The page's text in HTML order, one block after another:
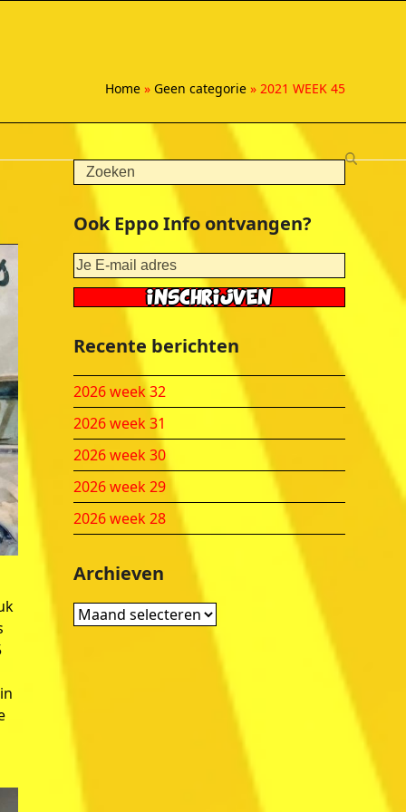
Home» Geen categorie» 2021 WEEK 45
Search
Ook Eppo Info ontvangen?
Recente berichten
2026 week 32
2026 week 31
2026 week 30
2026 week 29
2026 week 28
Archieven
Archieven